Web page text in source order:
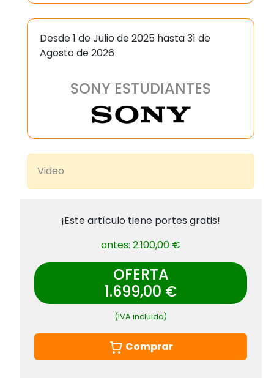
Desde 1 de Julio de 2025 hasta 31 de
Agosto de 2026
SONY ESTUDIANTES
Video
¡Este artículo tiene portes gratis!
antes: 2.100,00 €
OFERTA
1.699,00 €
(IVA incluido)
Comprar